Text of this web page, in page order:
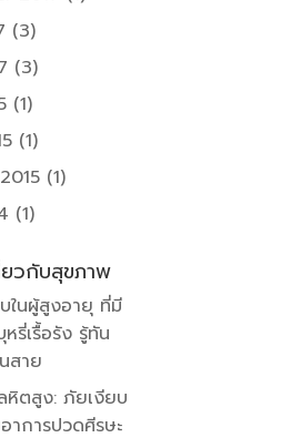
(3)
(3)
(1)
(1)
(1)
(1)
ยวกับสุขภาพ
ในผู้สูงอายุ ที่มี
รี่เรื้อรัง รู้ทัน
สาย
หิตสูง: ภัยเงียบ
าการปวดศีรษะ